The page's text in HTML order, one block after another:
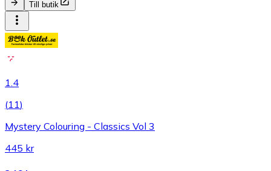
Till butik
1.4
(11)
Mystery Colouring - Classics Vol 3
445 kr